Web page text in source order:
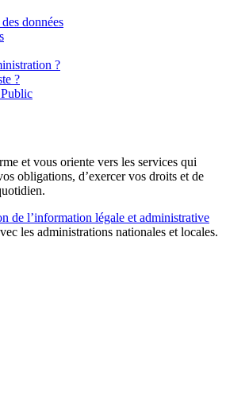
données
?
?
et vous oriente vers les services qui
obligations, d’exercer vos droits et de
de l’information légale et administrative
les administrations nationales et locales.